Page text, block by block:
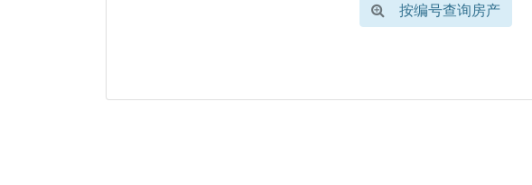
按编号查询房产